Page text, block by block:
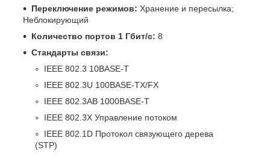
Переключение режимов: Хранение и пересылка;
Неблокирующий
Количество портов 1 Гбит/с: 8
Стандарты связи:
IEEE 802.3 10BASE-T
IEEE 802.3U 100BASE-TX/FX
IEEE 802.3AB 1000BASE-T
IEEE 802.3X Управление потоком
IEEE 802.1D Протокол связующего дерева
(STP)